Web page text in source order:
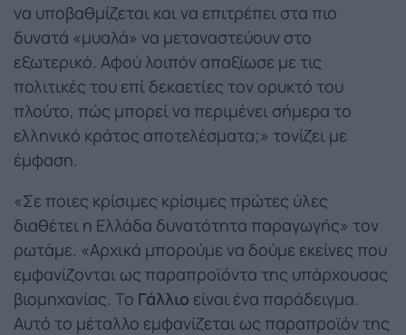
να υποβαθμίζεται και να επιτρέπει στα πιο
δυνατά «μυαλά» να μεταναστεύουν στο
εξωτερικό. Αφού λοιπόν απαξίωσε με τις
πολιτικές του επί δεκαετίες τον ορυκτό του
πλούτο, πώς μπορεί να περιμένει σήμερα το
ελληνικό κράτος αποτελέσματα;» τονίζει με
έμφαση.
«Σε ποιες κρίσιμες κρίσιμες πρώτες ύλες
διαθέτει η Ελλάδα δυνατότητα παραγωγής» τον
ρωτάμε. «Αρχικά μπορούμε να δούμε εκείνες που
εμφανίζονται ως παραπροϊόντα της υπάρχουσας
βιομηχανίας. Το Γάλλιο είναι ένα παράδειγμα.
Αυτό το μέταλλο εμφανίζεται ως παραπροϊόν της